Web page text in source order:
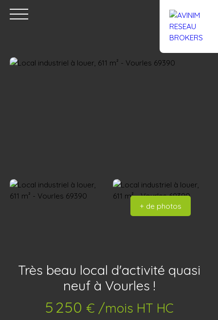
+ de photos
Très beau local d'activité quasi
neuf à Vourles !
5 250 € /mois HT HC